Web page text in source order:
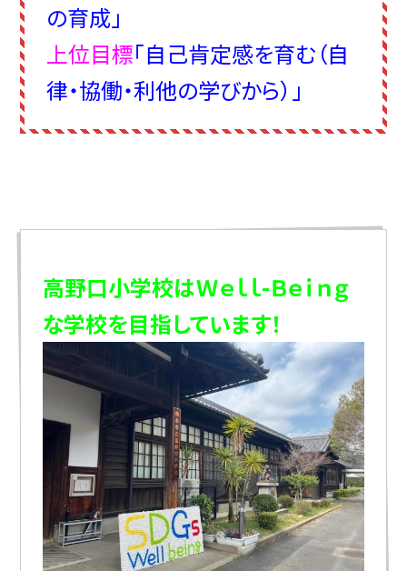
の育成」
上位目標「自己肯定感を育む（自
律・協働・利他の学びから）」
高野口小学校はＷｅｌｌ-Ｂｅｉｎｇ
な学校を目指しています！